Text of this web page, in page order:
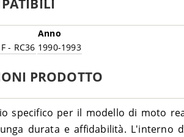
Anno
- RC36 1990-1993
PRODOTTO
specifico per il modello di moto
durata e affidabilità. L'interno